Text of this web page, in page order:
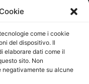
come i cookie
del dispositivo. Il
elaborare dati come il
sito. Non
negativamente su alcune
Scaglione
Calabrese